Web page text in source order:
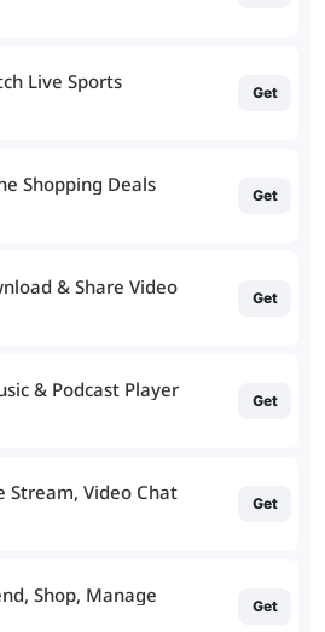
Live Sports Get
Shopping Deals Get
& Share Video Get
& Podcast Player Get
Stream, Video Chat Get
Shop, Manage Get